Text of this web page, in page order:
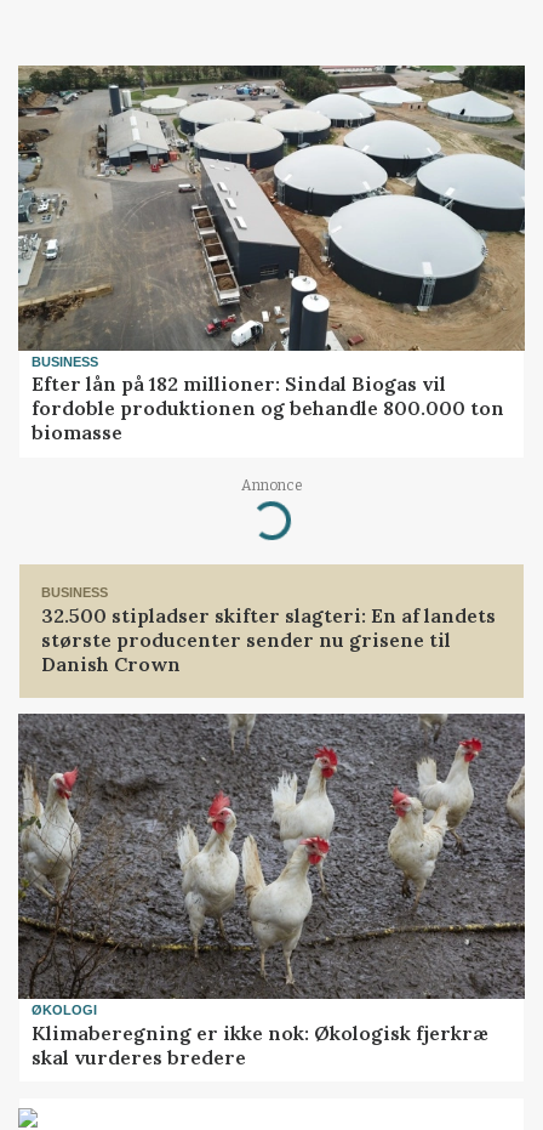
BUSINESS
Efter lån på 182 millioner: Sindal Biogas vil
fordoble produktionen og behandle 800.000 ton
biomasse
Annonce
Loading...
BUSINESS
32.500 stipladser skifter slagteri: En af landets
største producenter sender nu grisene til
Danish Crown
ØKOLOGI
Klimaberegning er ikke nok: Økologisk fjerkræ
skal vurderes bredere